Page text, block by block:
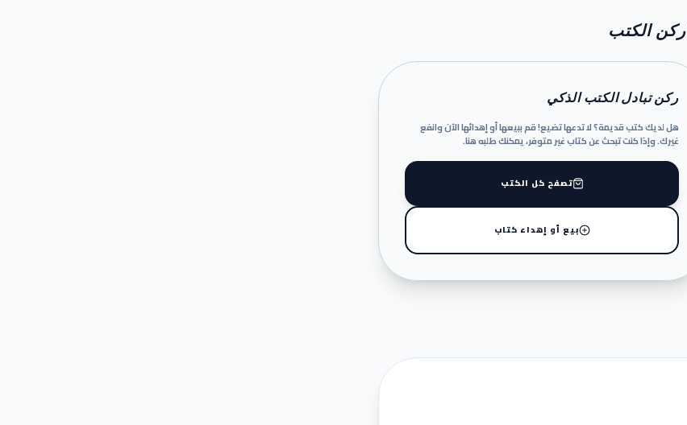
ركن الكتب
ركن تبادل الكتب الذكي
هل لديك كتب قديمة؟ لا تدعها تضيع! قم ببيعها أو إهدائها الآن وانفع
غيرك. وإذا كنت تبحث عن كتاب غير متوفر، يمكنك طلبه هنا.
تصفح كل الكتب
بيع أو إهداء كتاب